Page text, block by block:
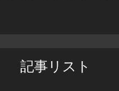
精緻な分析を通じて、お客様にと
した運用体制を構築しています。
リスクは避けるべき対象ではなく
記事リスト